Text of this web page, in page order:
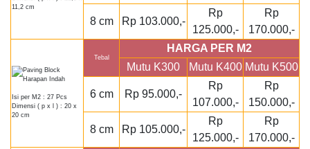
11,2 cm
8 cm Rp 103.000,-
Rp
125.000,-
Rp
170.000,-
Isi per M2 : 27 Pcs
Dimensi ( p x l ) : 20 x
20 cm
Tebal
HARGA PER M2
Mutu K300
Mutu K400 Mutu K500
6 cm Rp 95.000,-
Rp
107.000,-
Rp
150.000,-
8 cm Rp 105.000,-
Rp
125.000,-
Rp
170.000,-